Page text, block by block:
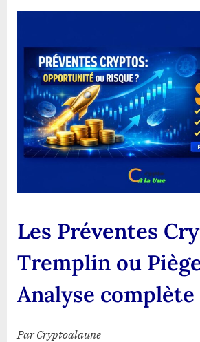
:
Tremplin
ou
Piège
?
Analyse
complète
Les Préventes
Tremplin ou
Analyse complète
Par Cryptoalaune